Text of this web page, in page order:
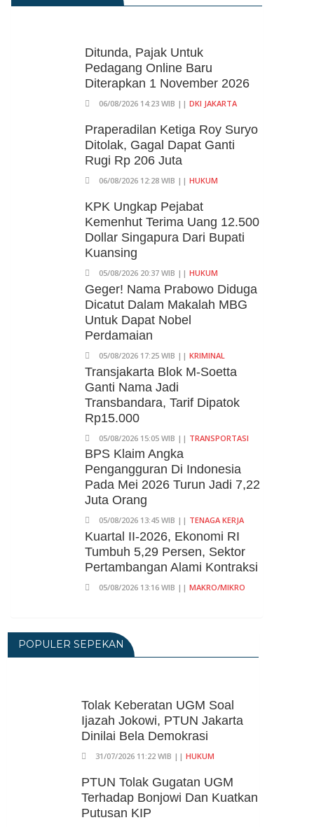
Ditunda, Pajak Untuk
Pedagang Online Baru
Diterapkan 1 November 2026
06/08/2026 14:23 WIB || DKI JAKARTA
Praperadilan Ketiga Roy Suryo
Ditolak, Gagal Dapat Ganti
Rugi Rp 206 Juta
06/08/2026 12:28 WIB || HUKUM
KPK Ungkap Pejabat
Kemenhut Terima Uang 12.500
Dollar Singapura Dari Bupati
Kuansing
05/08/2026 20:37 WIB || HUKUM
Geger! Nama Prabowo Diduga
Dicatut Dalam Makalah MBG
Untuk Dapat Nobel
Perdamaian
05/08/2026 17:25 WIB || KRIMINAL
Transjakarta Blok M-Soetta
Ganti Nama Jadi
Transbandara, Tarif Dipatok
Rp15.000
05/08/2026 15:05 WIB || TRANSPORTASI
BPS Klaim Angka
Pengangguran Di Indonesia
Pada Mei 2026 Turun Jadi 7,22
Juta Orang
05/08/2026 13:45 WIB || TENAGA KERJA
Kuartal II-2026, Ekonomi RI
Tumbuh 5,29 Persen, Sektor
Pertambangan Alami Kontraksi
05/08/2026 13:16 WIB || MAKRO/MIKRO
Centre Hasilkan Maklumat
Merdeka Barat
Dokter Tifa Praperadilankan
Kejaksaan
Adriansyah Akan
Praperadilankan Kejagung Dan
Polisi
POPULER SEPEKAN
Tolak Keberatan UGM Soal
Ijazah Jokowi, PTUN Jakarta
Dinilai Bela Demokrasi
31/07/2026 11:22 WIB || HUKUM
PTUN Tolak Gugatan UGM
Terhadap Bonjowi Dan Kuatkan
Putusan KIP